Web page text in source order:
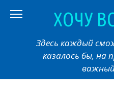
ХОЧУ
Здесь каждый
казалось бы, на